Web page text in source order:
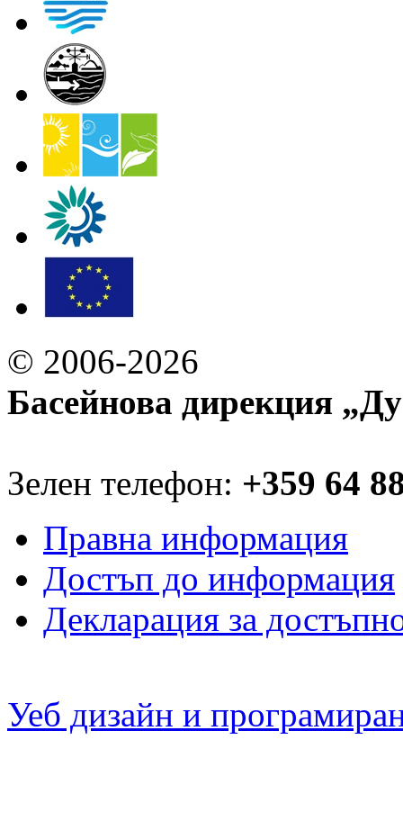
© 2006-2026
Басейнова дирекция
Зелен телефон: +359 64
Правна информация
Достъп до информация
Декларация за
Уеб дизайн и